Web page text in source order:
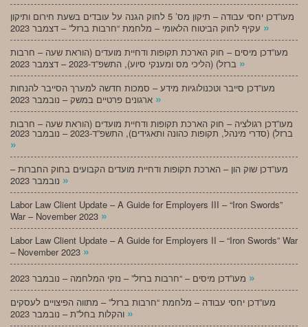
מעו”דכן יחסי עבודה – תיקון מס’ 5 לחוק הגנה על עובדים בשעת חירום ותיקון
»
מעו”דכן מיסים – חוק הארכת תקופות ודחיית מועדים (הוראת שעה – חרבות
»
מעו”דכן סייבר וטכנולוגיות מידע – סמכות חדשה למערך הסייבר להנחות
»
מעו”דכן רגולציה – חוק הארכת תקופות ודחיית מועדים (הוראת שעה – חרבות
ברזל) (סדרי מינהל, תקופות כהונה ותאגידים), התשפ”ד-2023 – נובמבר 2023
»
מעו”דכן שוק הון – הארכת תקופות ודחיית מועדים הקבועים בחוק החברות –
»
Labor Law Client Update – A Guide for Employers III – “Iron Swords”
War – November 2023 »
Labor Law Client Update – A Guide for Employers II – “Iron Swords” War
– November 2023 »
»
מעו”דכן יחסי עבודה – מלחמת “חרבות ברזל” – מתווה הפיצויים לעסקים
»